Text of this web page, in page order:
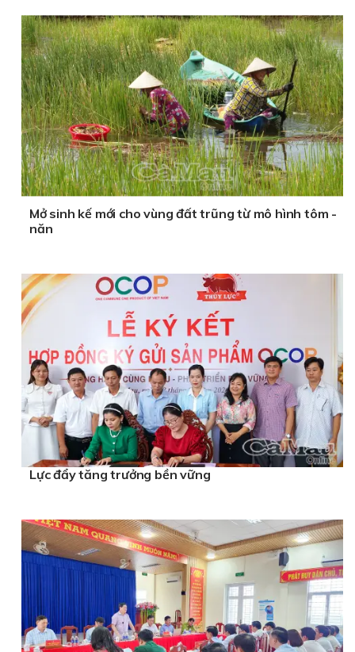
Mở sinh kế mới cho vùng đất trũng từ mô hình tôm -
năn
Lực đẩy tăng trưởng bền vững